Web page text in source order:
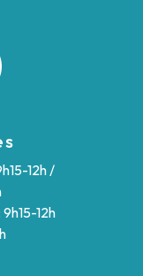
12h /
12h